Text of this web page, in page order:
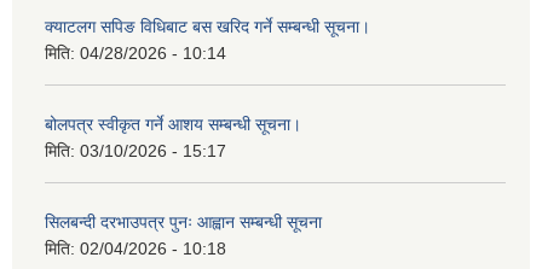
क्याटलग सपिङ विधिबाट बस खरिद गर्ने सम्बन्धी सूचना।
मिति: 04/28/2026 - 10:14
बोलपत्र स्वीकृत गर्ने आशय सम्बन्धी सूचना।
मिति: 03/10/2026 - 15:17
सिलबन्दी दरभाउपत्र पुनः आह्वान सम्बन्धी सूचना
मिति: 02/04/2026 - 10:18